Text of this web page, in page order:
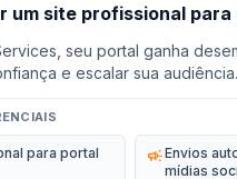
um site profissional
seu portal ganha
e escalar sua audiência.
para portal
campaignEnvios
mídias